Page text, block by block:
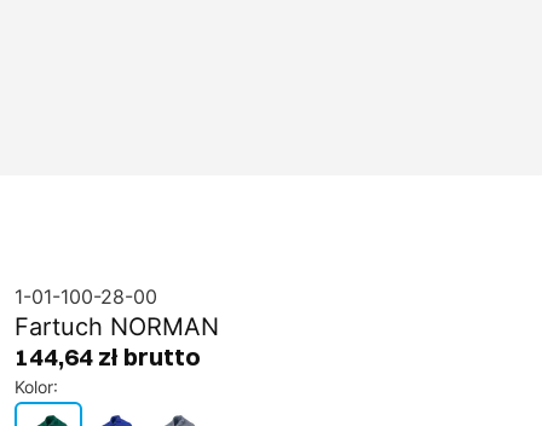
1-01-100-28-00
Fartuch NORMAN
144,64 zł brutto
Kolor: